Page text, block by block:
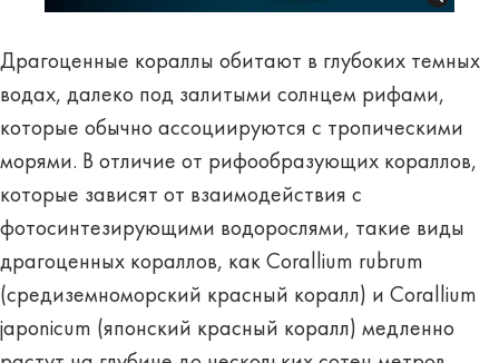
Драгоценные кораллы обитают в глубоких темных
водах, далеко под залитыми солнцем рифами,
которые обычно ассоциируются с тропическими
морями. В отличие от рифообразующих кораллов,
которые зависят от взаимодействия с
фотосинтезирующими водорослями, такие виды
драгоценных кораллов, как Corallium rubrum
(средиземноморский красный коралл) и Corallium
japonicum (японский красный коралл) медленно